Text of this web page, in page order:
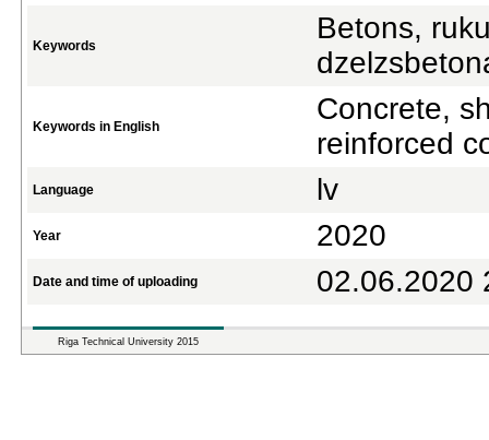
Keywords
Betons,
Keywords in English
Concrete,
reinforced
Language lv
Year 2020
Date and time of uploading 02.06.2020
Riga Technical University 2015